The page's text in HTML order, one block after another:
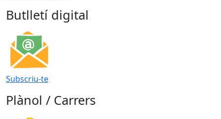
Butlletí digital
Subscriu-te
Plànol / Carrers